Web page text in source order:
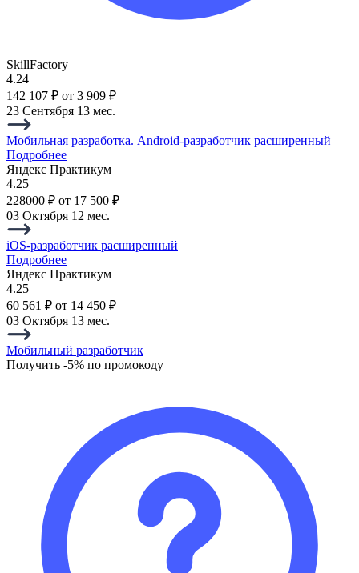
SkillFactory
4.24
142 107 ₽ от 3 909 ₽
23 Сентября 13 мес.
Мобильная разработка. Android-разработчик расширенный
Подробнее
Яндекс Практикум
4.25
228000 ₽ от 17 500 ₽
03 Октября 12 мес.
iOS-разработчик расширенный
Подробнее
Яндекс Практикум
4.25
60 561 ₽ от 14 450 ₽
03 Октября 13 мес.
Мобильный разработчик
Получить -5% по промокоду